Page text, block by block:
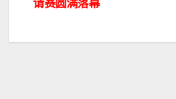
导
请赛圆满落幕